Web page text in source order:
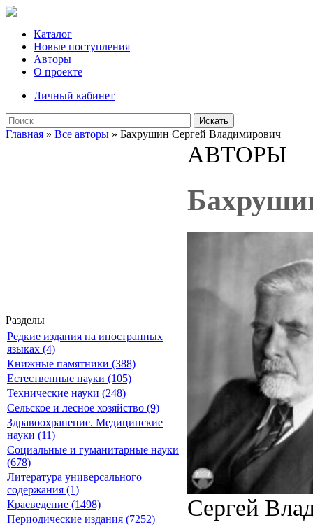
Каталог
Новые поступления
Авторы
О проекте
Личный кабинет
Искать
Главная » Все авторы » Бахрушин Сергей Владимирович
Разделы
Редкие издания на иностранных
языках (4)
Книжные памятники (388)
Естественные науки (105)
Технические науки (248)
Сельское и лесное хозяйство (9)
Здравоохранение. Медицинские
науки (11)
Социальные и гуманитарные науки
(678)
Литература универсального
содержания (1)
Краеведение (1498)
Периодические издания (7252)
АВТОРЫ
Сергей